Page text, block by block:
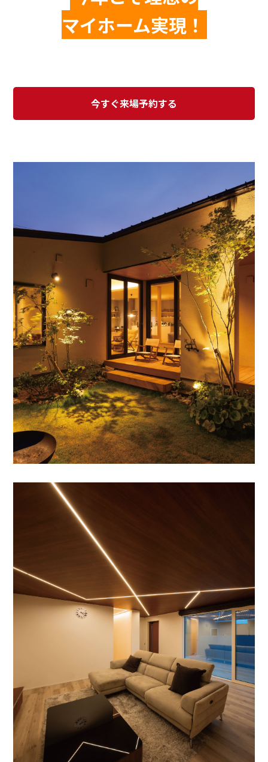
マイホーム実現！
今すぐ来場予約する